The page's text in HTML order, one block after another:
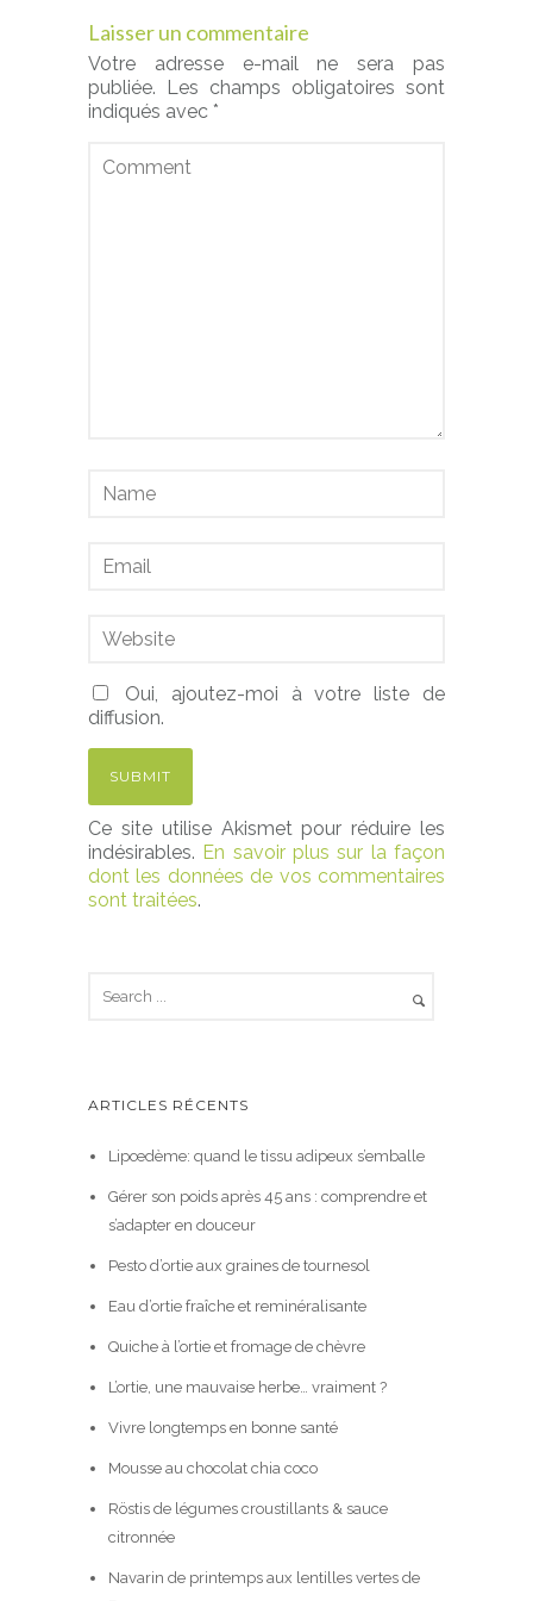
Laisser un commentaire
Votre adresse e-mail ne sera pas
publiée.
Les champs obligatoires sont
indiqués avec *
Oui, ajoutez-moi à votre liste de
diffusion.
Ce site utilise Akismet pour réduire les
indésirables. En savoir plus sur la façon
dont les données de vos commentaires
sont traitées.
ARTICLES RÉCENTS
Lipœdème: quand le tissu adipeux s’emballe
Gérer son poids après 45 ans : comprendre et
s’adapter en douceur
Pesto d’ortie aux graines de tournesol
Eau d’ortie fraîche et reminéralisante
Quiche à l’ortie et fromage de chèvre
L’ortie, une mauvaise herbe… vraiment ?
Vivre longtemps en bonne santé
Mousse au chocolat chia coco
Röstis de légumes croustillants & sauce
citronnée
Navarin de printemps aux lentilles vertes de